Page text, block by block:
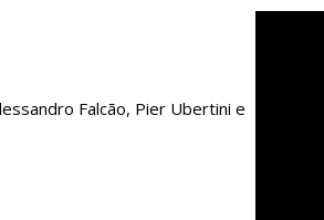
Falcão, Pier Ubertini e